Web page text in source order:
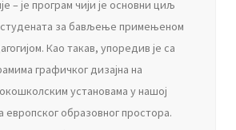
– је програм чији је основни циљ
за бављење примењеном
Као такав, упоредив је са
графичког дизајна на
установама у нашој
образовног простора.